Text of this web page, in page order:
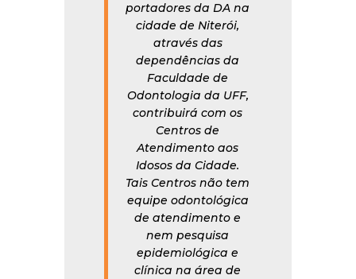
portadores da DA na
cidade de Niterói,
através das
dependências da
Faculdade de
Odontologia da UFF,
contribuirá com os
Centros de
Atendimento aos
Idosos da Cidade.
Tais Centros não tem
equipe odontológica
de atendimento e
nem pesquisa
epidemiológica e
clínica na área de